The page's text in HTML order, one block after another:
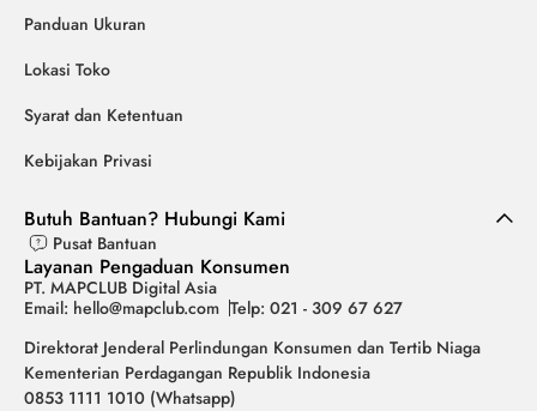
Panduan Ukuran
Lokasi Toko
Syarat dan Ketentuan
Kebijakan Privasi
Butuh Bantuan? Hubungi Kami
Pusat Bantuan
Layanan Pengaduan Konsumen
PT. MAPCLUB Digital Asia
Email: hello@mapclub.com Telp: 021 - 309 67 627
Direktorat Jenderal Perlindungan Konsumen dan Tertib Niaga
Kementerian Perdagangan Republik Indonesia
0853 1111 1010 (Whatsapp)